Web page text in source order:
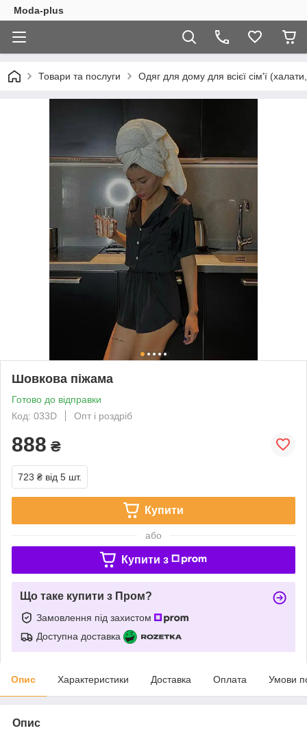
Moda-plus
Товари та послуги Одяг для дому для всієї сім'ї
Шовкова піжама
Готово до відправки
Код: 033D
Опт і роздріб
888 ₴
723 ₴ від 5 шт.
Купити
або
Купити з
Що таке купити з Пром?
Замовлення під захистом
Доступна доставка
Опис Характеристики Доставка Оплата Умови
Опис